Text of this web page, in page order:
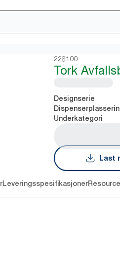
226100
Tork
Designserie
Underkategori
Last
Leveringsspesifikasjoner